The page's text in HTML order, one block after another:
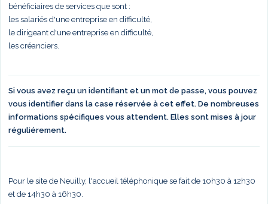
bénéficiaires de services que sont :
les salariés d'une entreprise en difficulté,
le dirigeant d'une entreprise en difficulté,
les créanciers.
Si vous avez reçu un identifiant et un mot de passe, vous pouvez
vous identifier dans la case réservée à cet effet. De nombreuses
informations spécifiques vous attendent. Elles sont mises à jour
réguliérement.
Pour le site de Neuilly, l'accueil téléphonique se fait de 10h30 à 12h30
et de 14h30 à 16h30.